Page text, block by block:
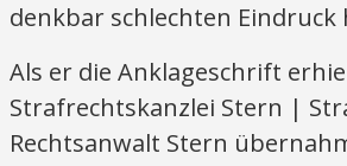
denkbar schlechten Eindruck
Als er die Anklageschrift
Strafrechtskanzlei Stern |
Rechtsanwalt Stern